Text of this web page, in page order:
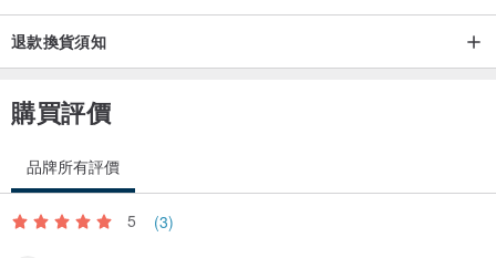
退款換貨須知
購買評價
品牌所有評價
5 (3)